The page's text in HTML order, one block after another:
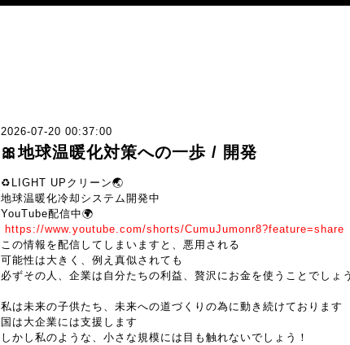
2026-07-20 00:37:00
🎀地球温暖化対策への一歩 / 開発
♻️ LIGHT UP クリーン🌏
地球温暖化冷却システム開発中
YouTube配信中🌍
https://www.youtube.com/shorts/CumuJumonr8?feature=share
この情報を配信してしまいますと、悪用される
可能性は大きく、例え真似されても
必ずその人、企業は自分たちの利益、贅沢にお金を使うことでしょ
私は未来の子供たち、未来への道づくりの為に動き続けております
国は大企業には支援します
しかし私のような、小さな規模には目も触れないでしょう！